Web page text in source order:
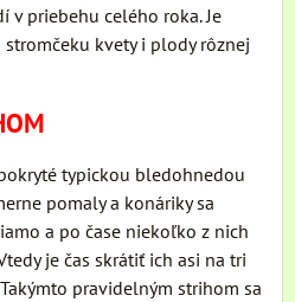
priebehu celého roka. Je
kvety i plody rôznej
typickou bledohnedou
pomaly a konáriky sa
a po čase niekoľko z nich
je čas skrátiť ich asi na tri
pravidelným strihom sa